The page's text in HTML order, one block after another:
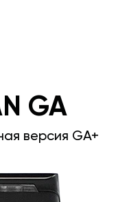
GA
версия GA+